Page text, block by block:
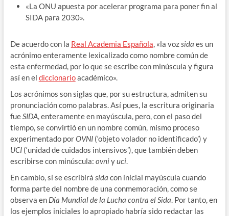
«La ONU apuesta por acelerar programa para poner fin al
SIDA para 2030».
De acuerdo con la Real Academia Española, «la vozsida es un
acrónimo enteramente lexicalizado como nombre común de
esta enfermedad, por lo que se escribe con minúscula y figura
así en el diccionarioacadémico».
Los acrónimos son siglas que, por su estructura, admiten su
pronunciación como palabras. Así pues, la escritura originaria
fueSIDA, enteramente en mayúscula, pero, con el paso del
tiempo, se convirtió en un nombre común, mismo proceso
experimentado porOVNI(‘objeto volador no identificado’) y
UCI(‘unidad de cuidados intensivos’), que también deben
escribirse con minúscula: ovniyuci.
En cambio, sí se escribirá sida con inicial mayúscula cuando
forma parte del nombre de una conmemoración, como se
observa en Día Mundial de la Lucha contra el Sida. Por tanto, en
los ejemplos iniciales lo apropiado habría sido redactar las